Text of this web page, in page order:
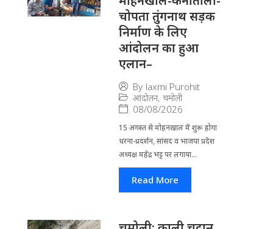
चोपता तुंगनाथ सड़क
निर्माण के लिए
आंदोलन का हुआ
एलान–
By laxmi Purohit
आंदोलन, चमोली
08/08/2026
15 अगस्त से मोहनखाल में शुरू होगा
धरना-प्रदर्शन, सांसद व भाजपा प्रदेश
अध्यक्ष महेंद्र भट्ट पर लगाया...
Read More